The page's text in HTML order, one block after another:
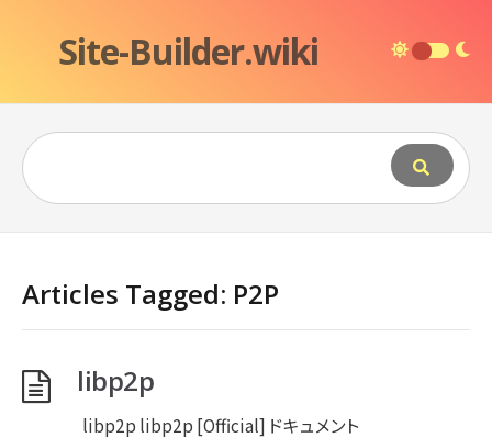
Site-Builder.wiki
Articles Tagged: P2P
libp2p
libp2p libp2p [Official] ドキュメント